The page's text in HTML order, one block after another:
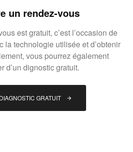
un rendez-vous
est gratuit, c’est l’occasion de
la technologie utilisée et d’obtenir
vous pourrez également
d’un dignostic gratuit.
GRATUIT